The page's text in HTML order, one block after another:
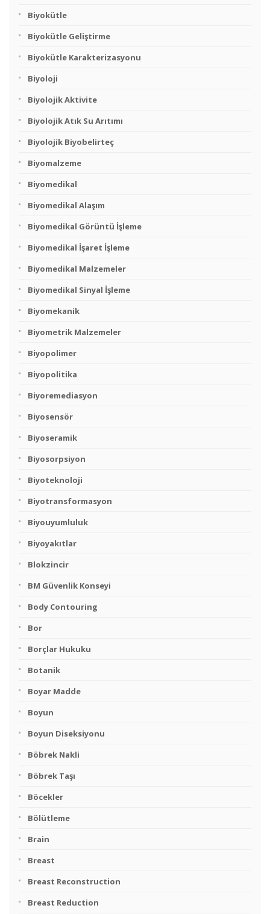
Biyokütle
Biyokütle Geliştirme
Biyokütle Karakterizasyonu
Biyoloji
Biyolojik Aktivite
Biyolojik Atık Su Arıtımı
Biyolojik Biyobelirteç
Biyomalzeme
Biyomedikal
Biyomedikal Alaşım
Biyomedikal Görüntü İşleme
Biyomedikal İşaret İşleme
Biyomedikal Malzemeler
Biyomedikal Sinyal İşleme
Biyomekanik
Biyometrik Malzemeler
Biyopolimer
Biyopolitika
Biyoremediasyon
Biyosensör
Biyoseramik
Biyosorpsiyon
Biyoteknoloji
Biyotransformasyon
Biyouyumluluk
Biyoyakıtlar
Blokzincir
BM Güvenlik Konseyi
Body Contouring
Bor
Borçlar Hukuku
Botanik
Boyar Madde
Boyun
Boyun Diseksiyonu
Böbrek Nakli
Böbrek Taşı
Böcekler
Bölütleme
Brain
Breast
Breast Reconstruction
Breast Reduction